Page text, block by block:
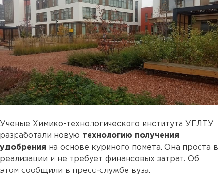
Ученые Химико-технологического института УГЛТУ
разработали новую технологию получения
удобрения на основе куриного помета. Она проста в
реализации и не требует финансовых затрат. Об
этом сообщили в пресс-службе вуза.